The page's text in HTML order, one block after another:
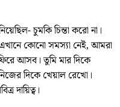
চুমকি চিন্তা করো না।
কোনো সমস্যা নেই, আমরা
আসব। তুমি মার দিকে
দিকে খেয়াল রেখো।
দায়িত্ব।